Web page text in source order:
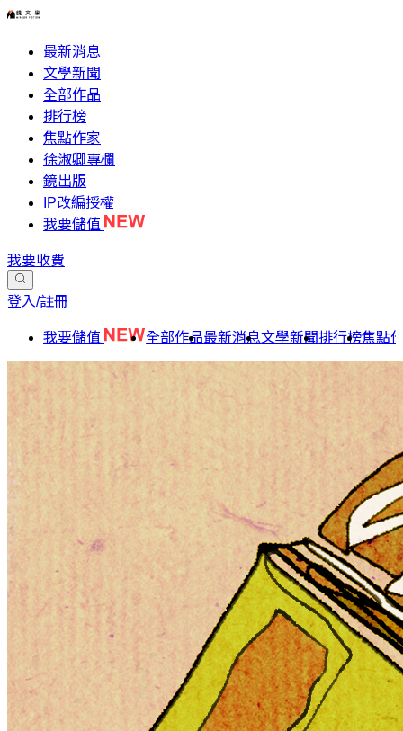
最新消息
文學新聞
全部作品
排行榜
焦點作家
徐淑卿專欄
鏡出版
IP改編授權
我要儲值
我要收費
登入/註冊
我要儲值 全部作品最新消息文學新聞排行榜焦點